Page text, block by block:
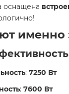
оснащена
именно
: 7250 Вт
: 7600 Вт